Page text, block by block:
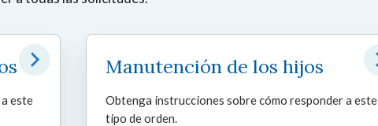
este
Manutención de los hijos
Obtenga instrucciones sobre cómo responder a este
tipo de orden.